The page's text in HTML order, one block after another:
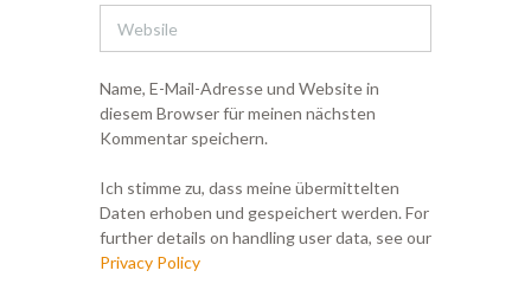
Name, E-Mail-Adresse und Website in
diesem Browser für meinen nächsten
Kommentar speichern.
Ich stimme zu, dass meine übermittelten
Daten erhoben und gespeichert werden. For
further details on handling user data, see our
Privacy Policy